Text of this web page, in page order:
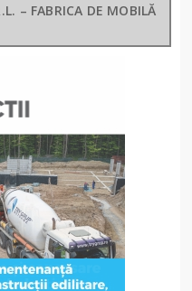
– FABRICA DE MOBILĂ